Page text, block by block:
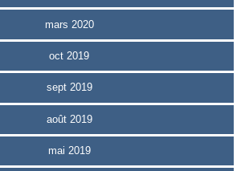
mars 2020
oct 2019
sept 2019
août 2019
mai 2019